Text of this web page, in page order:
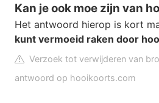
Kan je ook moe zijn van
Het antwoord hierop is kort
kunt vermoeid raken door
Verzoek tot verwijderen van
antwoord op hooikoorts.com